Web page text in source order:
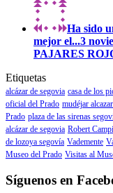
Ha sido
mejor el...3
PAJARES
Etiquetas
alcázar de segovia casa de los
oficial del Prado mudéjar
Prado plaza de las sirenas
alcázar de segovia Robert
de lozoya segovía Vademente
Museo del Prado Visitas al
Síguenos en